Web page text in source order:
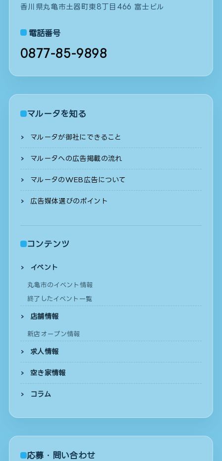
香川県丸亀市土器町東8丁目466 富士ビル
電話番号
0877-85-9898
マルータを知る
マルータが御社にできること
マルータへの広告掲載の流れ
マルータのWEB広告について
広告媒体選びのポイント
コンテンツ
イベント
丸亀市のイベント情報
終了したイベント一覧
店舗情報
新店オープン情報
求人情報
空き家情報
コラム
応募・問い合わせ